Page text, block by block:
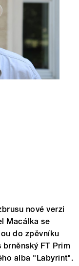
nové verzi
Macálka se
do zpěvníku
FT Prim
alba "Labyrint".